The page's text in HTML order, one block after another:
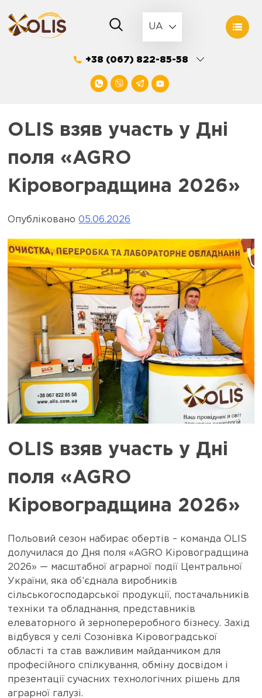
to
content
UA
+38 (067) 822-85-58
OLIS взяв участь у Дні
поля «AGRO
Кіровоградщина 2026»
Опубліковано05.06.2026
OLIS взяв участь у Дні
поля «AGRO
Кіровоградщина 2026»
Польовий сезон набирає обертів – команда OLIS
долучилася до Дня поля «AGRO Кіровоградщина
2026» — масштабної аграрної події Центральної
України, яка об’єднала виробників
сільськогосподарської продукції, постачальників
техніки та обладнання, представників
елеваторного й зернопереробного бізнесу. Захід
відбувся у селі Созонівка Кіровоградської
області та став важливим майданчиком для
професійного спілкування, обміну досвідом і
презентації сучасних технологічних рішень для
аграрної галузі.